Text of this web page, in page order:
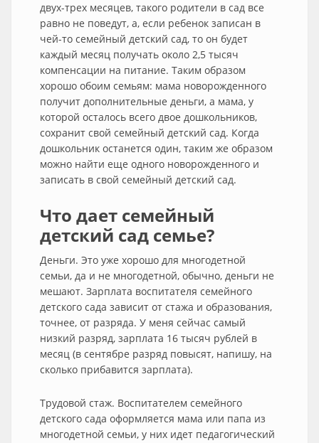
двух-трех месяцев, такого родители в сад все
равно не поведут, а, если ребенок записан в
чей-то семейный детский сад, то он будет
каждый месяц получать около 2,5 тысяч
компенсации на питание. Таким образом
хорошо обоим семьям: мама новорожденного
получит дополнительные деньги, а мама, у
которой осталось всего двое дошкольников,
сохранит свой семейный детский сад. Когда
дошкольник останется один, таким же образом
можно найти еще одного новорожденного и
записать в свой семейный детский сад.
Что дает семейный
детский сад семье?
Деньги. Это уже хорошо для многодетной
семьи, да и не многодетной, обычно, деньги не
мешают. Зарплата воспитателя семейного
детского сада зависит от стажа и образования,
точнее, от разряда. У меня сейчас самый
низкий разряд, зарплата 16 тысяч рублей в
месяц (в сентябре разряд повысят, напишу, на
сколько прибавится зарплата).
Трудовой стаж. Воспитателем семейного
детского сада оформляется мама или папа из
многодетной семьи, у них идет педагогический